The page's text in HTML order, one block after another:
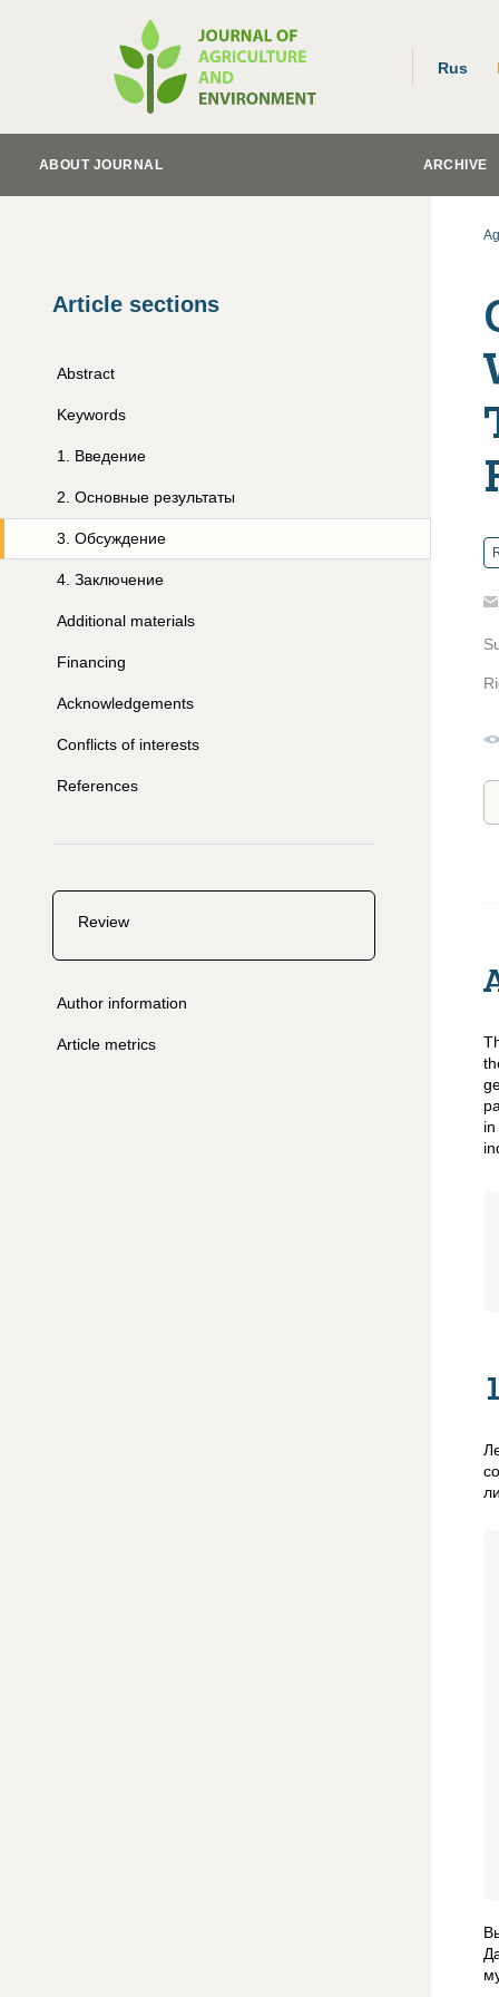
Rus
ABOUT JOURNAL ARCHIVE
Article sections
Abstract
Keywords
1 Введение
2 Основные результаты
3 Обсуждение
4 Заключение
Additional materials
Financing
Acknowledgements
Conflicts of interests
References
Review
Author information
Article metrics